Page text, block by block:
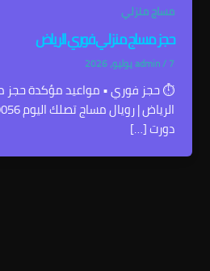
مساج منزلي
حجز مساج منزلي فوري الرياض
admin/7 يوليو، 2026
⏱ حجز فوري • مواعيد مؤكدة حجز
دورت […]